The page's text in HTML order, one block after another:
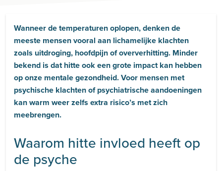
Wanneer de temperaturen oplopen, denken de
meeste mensen vooral aan lichamelijke klachten
zoals uitdroging, hoofdpijn of oververhitting. Minder
bekend is dat hitte ook een grote impact kan hebben
op onze mentale gezondheid. Voor mensen met
psychische klachten of psychiatrische aandoeningen
kan warm weer zelfs extra risico’s met zich
meebrengen.
Waarom hitte invloed heeft op
de psyche